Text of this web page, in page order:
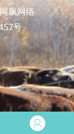
网飙网络
号